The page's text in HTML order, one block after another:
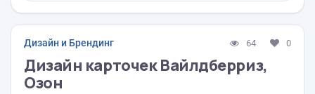
Дизайн и Брендинг 64 0
Дизайн карточек Вайлдберриз,
Озон